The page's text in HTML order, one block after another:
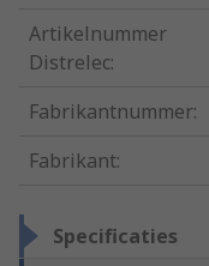
Artikelnummer
Distrelec:
Fabrikantnummer:
Fabrikant:
Specificaties